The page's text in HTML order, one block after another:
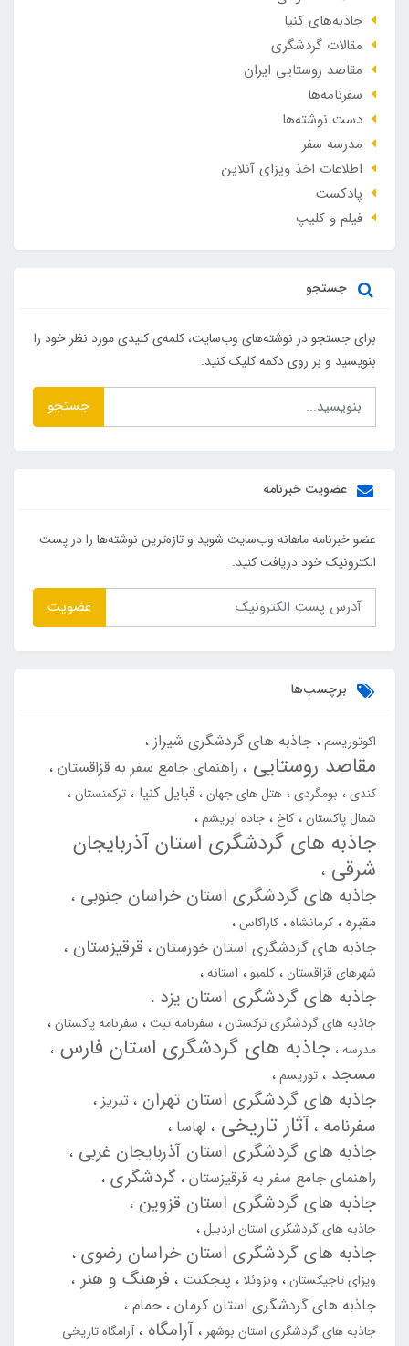
جاذبه‌های کنیا
مقالات گردشگری
مقاصد روستایی ایران
سفرنامه‌ها
دست نوشته‌ها
مدرسه سفر
اطلاعات اخذ ویزای آنلاین
پادکست
فیلم و کلیپ
جستجو
برای جستجو در نوشته‌های وب‌سایت، کلمه‌ی کلیدی مورد نظر خود را
بنویسید و بر روی دکمه کلیک کنید.
جستجو
عضویت خبرنامه
عضو خبرنامه ماهانه وب‌سایت شوید و تازه‌ترین نوشته‌ها را در پست
الکترونیک خود دریافت کنید.
عضویت
برچسب‌ها
اکوتوریسم جاذبه های گردشگری شیراز
مقاصد روستایی راهنمای جامع سفر به قزاقستان
کندی بومگردی هتل های جهان قبایل کنیا
ترکمنستان
شمال پاکستان کاخ جاده ابریشم
جاذبه های گردشگری استان آذربایجان
شرقی
جاذبه های گردشگری استان خراسان جنوبی
مقبره کرمانشاه کاراکاس
جاذبه های گردشگری استان خوزستان قرقیزستان
شهرهای قزاقستان کلمبو آستانه
جاذبه های گردشگری استان یزد
جاذبه های گردشگری ترکستان سفرنامه تبت
سفرنامه پاکستان
مدرسه جاذبه های گردشگری استان فارس
مسجد توریسم
جاذبه های گردشگری استان تهران تبریز
سفرنامه آثار تاریخی لهاسا
جاذبه های گردشگری استان آذربایجان غربی
راهنمای جامع سفر به قرقیزستان گردشگری
جاذبه های گردشگری استان قزوین
جاذبه های گردشگری استان اردبیل
جاذبه های گردشگری استان خراسان رضوی
ویزای تاجیکستان ونزوئلا پنجکنت فرهنگ و هنر
جاذبه های گردشگری استان کرمان حمام
جاذبه های گردشگری استان بوشهر آرامگاه آرامگاه تاریخی